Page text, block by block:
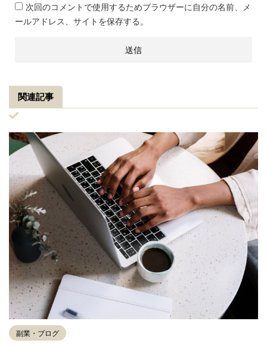
次回のコメントで使用するためブラウザーに自分の名前、メ
ールアドレス、サイトを保存する。
関連記事
副業・ブログ